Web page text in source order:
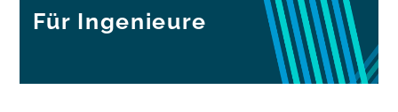
Für Ingenieure